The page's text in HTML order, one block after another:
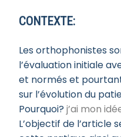
CONTEXTE:
Les orthophonistes
l’évaluation initiale
et normés et
sur l’évolution du
Pourquoi? j’ai mon
L’objectif de l’article